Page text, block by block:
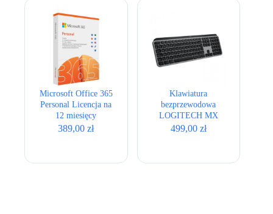
Microsoft Office 365
Personal Licencja na
12 miesięcy
389,00zł
Klawiatura
bezprzewodowa
LOGITECH MX
Keys S for Mac
499,00 zł